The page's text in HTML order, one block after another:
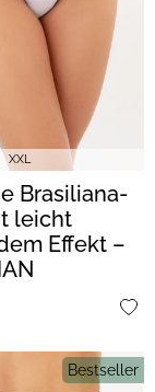
XXL
Brasiliana-
leicht
Effekt –
(white)
Bestseller